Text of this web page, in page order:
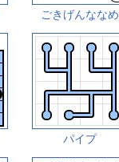
ごきげんななめ
パイプ